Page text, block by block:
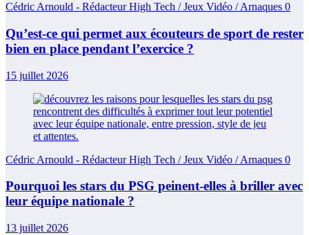
Cédric Arnould - Rédacteur High Tech / Jeux Vidéo / Arnaques 0
Qu’est-ce qui permet aux écouteurs de sport de rester
bien en place pendant l’exercice ?
15 juillet 2026
Cédric Arnould - Rédacteur High Tech / Jeux Vidéo / Arnaques 0
Pourquoi les stars du PSG peinent-elles à briller avec
leur équipe nationale ?
13 juillet 2026